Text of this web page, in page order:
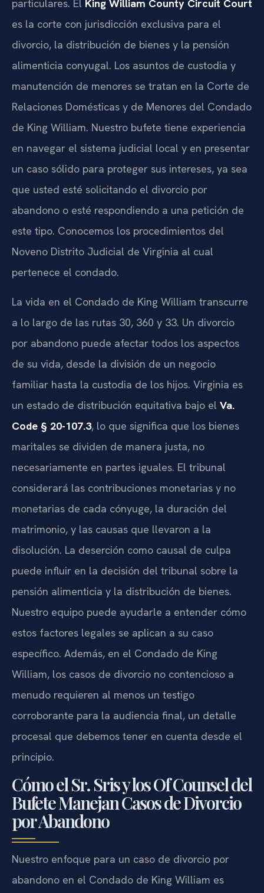
particulares. El King William County Circuit Court
es la corte con jurisdicción exclusiva para el
divorcio, la distribución de bienes y la pensión
alimenticia conyugal. Los asuntos de custodia y
manutención de menores se tratan en la Corte de
Relaciones Domésticas y de Menores del Condado
de King William. Nuestro bufete tiene experiencia
en navegar el sistema judicial local y en presentar
un caso sólido para proteger sus intereses, ya sea
que usted esté solicitando el divorcio por
abandono o esté respondiendo a una petición de
este tipo. Conocemos los procedimientos del
Noveno Distrito Judicial de Virginia al cual
pertenece el condado.
La vida en el Condado de King William transcurre
a lo largo de las rutas 30, 360 y 33. Un divorcio
por abandono puede afectar todos los aspectos
de su vida, desde la división de un negocio
familiar hasta la custodia de los hijos. Virginia es
un estado de distribución equitativa bajo el Va.
Code § 20-107.3, lo que significa que los bienes
maritales se dividen de manera justa, no
necesariamente en partes iguales. El tribunal
considerará las contribuciones monetarias y no
monetarias de cada cónyuge, la duración del
matrimonio, y las causas que llevaron a la
disolución. La deserción como causal de culpa
puede influir en la decisión del tribunal sobre la
pensión alimenticia y la distribución de bienes.
Nuestro equipo puede ayudarle a entender cómo
estos factores legales se aplican a su caso
específico. Además, en el Condado de King
William, los casos de divorcio no contencioso a
menudo requieren al menos un testigo
corroborante para la audiencia final, un detalle
procesal que debemos tener en cuenta desde el
principio.
Cómo el Sr. Sris y los Of Counsel del
Bufete Manejan Casos de Divorcio
por Abandono
Nuestro enfoque para un caso de divorcio por
abandono en el Condado de King William es